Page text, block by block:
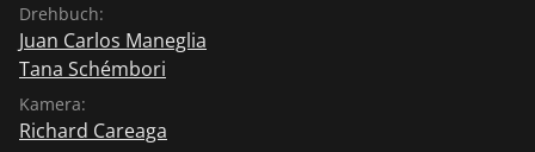
Drehbuch:
Juan Carlos Maneglia
Tana Schémbori
Kamera:
Richard Careaga